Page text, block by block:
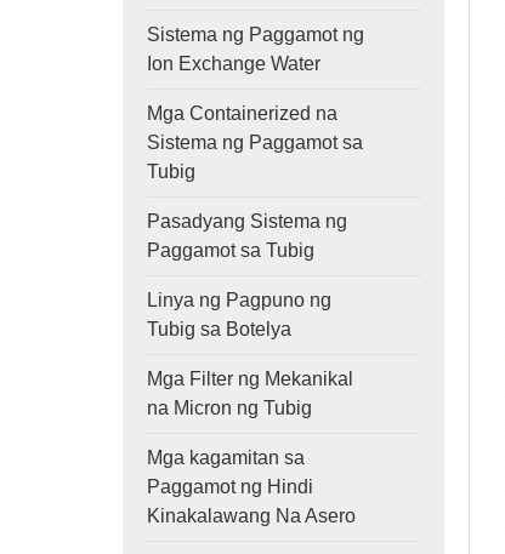
Sistema ng Paggamot ng
Ion Exchange Water
Mga Containerized na
Sistema ng Paggamot sa
Tubig
Pasadyang Sistema ng
Paggamot sa Tubig
Linya ng Pagpuno ng
Tubig sa Botelya
Mga Filter ng Mekanikal
na Micron ng Tubig
Mga kagamitan sa
Paggamot ng Hindi
Kinakalawang Na Asero